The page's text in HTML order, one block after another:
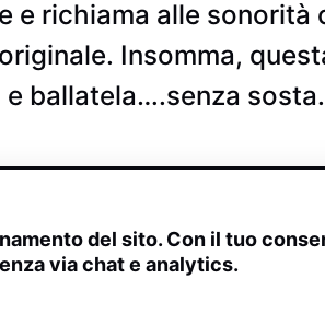
richiama alle sonorità
Insomma,
ballatela….senza sosta.
del sito. Con il tuo
via chat e analytics.